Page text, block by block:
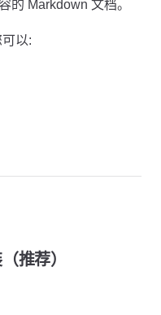
的 Markdown 文档。
以:
推荐）